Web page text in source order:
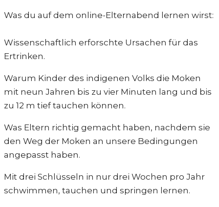
Was du auf dem online-Elternabend lernen wirst:
Wissenschaftlich erforschte Ursachen für das
Ertrinken.
Warum Kinder des indigenen Volks die Moken
mit neun Jahren bis zu vier Minuten lang und bis
zu 12 m tief tauchen können.
Was Eltern richtig gemacht haben, nachdem sie
den Weg der Moken an unsere Bedingungen
angepasst haben.
Mit drei Schlüsseln in nur drei Wochen pro Jahr
schwimmen, tauchen und springen lernen.